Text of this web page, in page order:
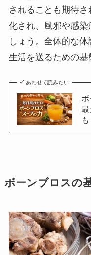
されることも期待
化され、風邪や感
しょう。全体的な
生活を送るための基
あわせて読みたい
ボ
最
も
ボーンブロスの